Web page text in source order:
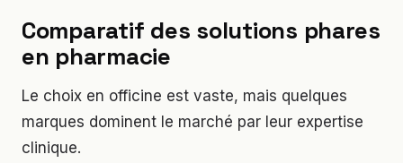
Comparatif des solutions phares
en pharmacie
Le choix en officine est vaste, mais quelques
marques dominent le marché par leur expertise
clinique.